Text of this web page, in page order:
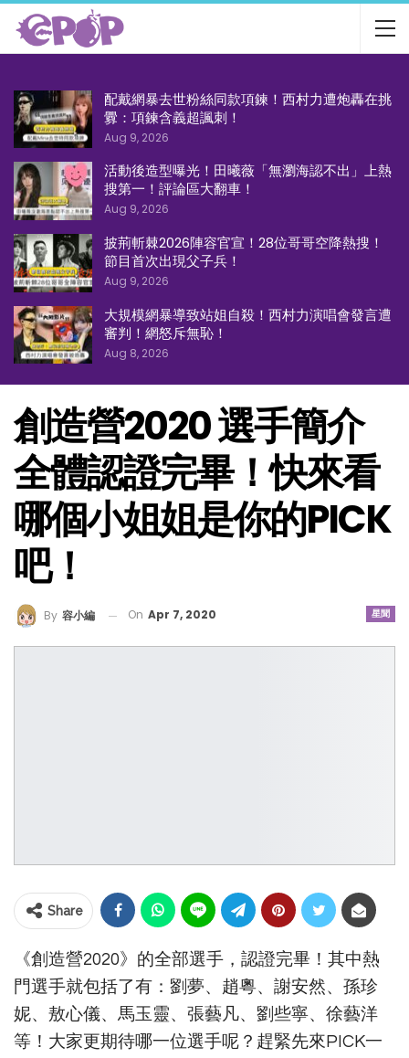
配戴網暴去世粉絲同款項鍊！西村力遭炮轟在挑
釁：項鍊含義超諷刺！
Aug 9, 2026
活動後造型曝光！田曦薇「無瀏海認不出」上熱
搜第一！評論區大翻車！
Aug 9, 2026
披荊斬棘2026陣容官宣！28位哥哥空降熱搜！
節目首次出現父子兵！
Aug 9, 2026
大規模網暴導致站姐自殺！西村力演唱會發言遭
審判！網怒斥無恥！
Aug 8, 2026
創造營2020 選手簡介
全體認證完畢！快來看
哪個小姐姐是你的PICK
吧！
星聞
By 容小編 On Apr 7, 2020
Share
《創造營2020》的全部選手，認證完畢！其中熱
門選手就包括了有：劉夢、趙粵、謝安然、孫珍
妮、敖心儀、馬玉靈、張藝凡、劉些寧、徐藝洋
等！大家更期待哪一位選手呢？趕緊先來PICK一